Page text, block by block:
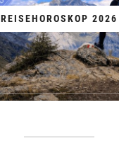
REISEHOROSKOP 2026